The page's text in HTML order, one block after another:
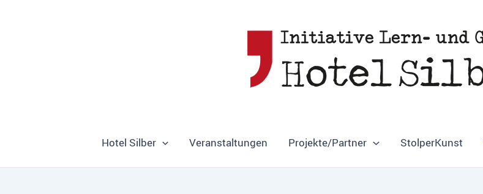
Hotel Silber Veranstaltungen Projekte/Partner StolperKunst